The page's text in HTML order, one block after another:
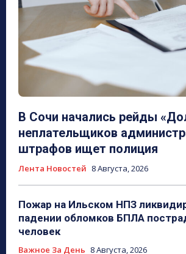
В Сочи начались рейды
неплательщиков
штрафов ищет полиция
Лента Новостей 8 Августа, 2026
Пожар на Ильском НПЗ
падении обломков БПЛА
человек
Важное За День 8 Августа, 2026